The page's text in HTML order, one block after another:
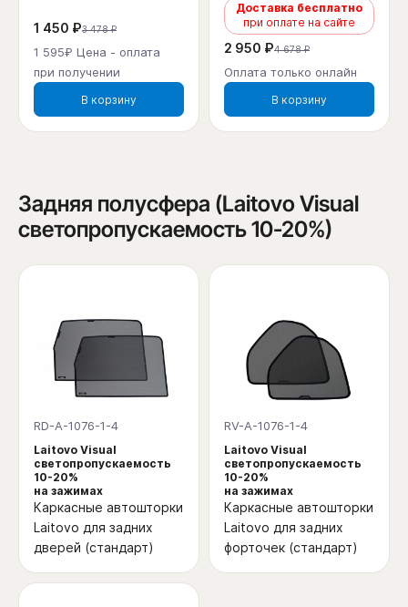
1 450 ₽3 478 ₽
1 595₽ Цена - оплата
при получении
В корзину
Доставка бесплатно
при оплате на сайте
2 950 ₽4 678 ₽
Оплата только онлайн
В корзину
Задняя полусфера (Laitovo Visual
светопропускаемость 10-20%)
RD-A-1076-1-4
Laitovo Visual
светопропускаемость
10-20%
на зажимах
Каркасные автошторки
Laitovo для задних
дверей (стандарт)
RV-A-1076-1-4
Laitovo Visual
светопропускаемость
10-20%
на зажимах
Каркасные автошторки
Laitovo для задних
форточек (стандарт)